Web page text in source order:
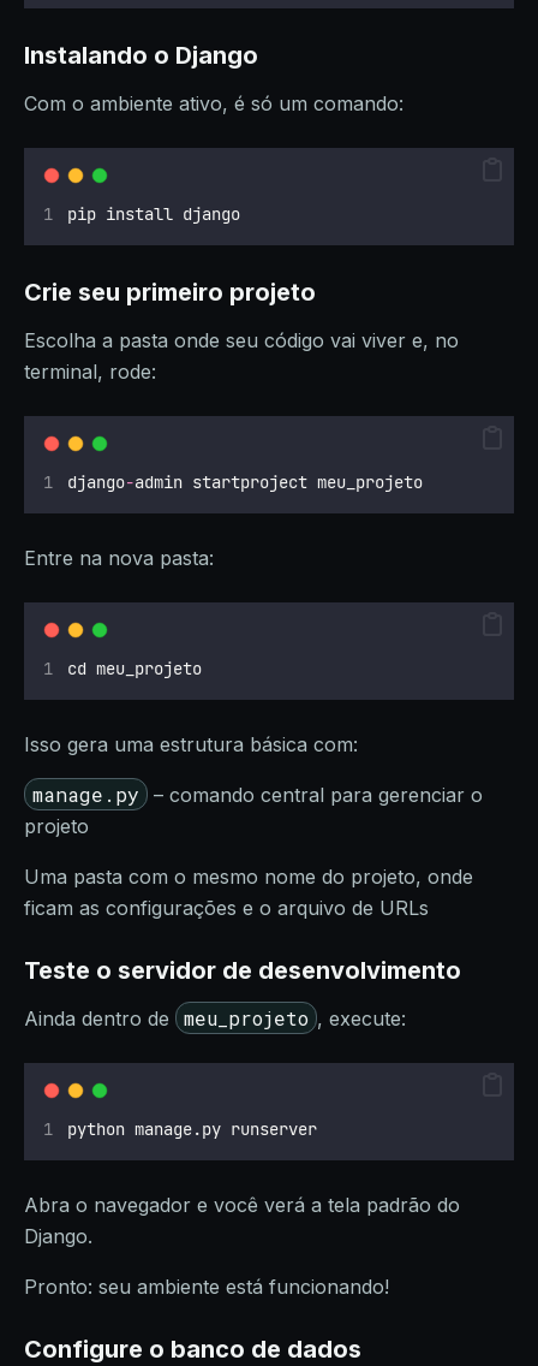
Instalando o Django
Com o ambiente ativo, é só um comando:
pip install django
Crie seu primeiro projeto
Escolha a pasta onde seu código vai viver e, no
terminal, rode:
django-admin startproject meu_projeto
Entre na nova pasta:
cd meu_projeto
Isso gera uma estrutura básica com:
manage.py
– comando central para gerenciar o
projeto
Uma pasta com o mesmo nome do projeto, onde
ficam as configurações e o arquivo de URLs
Teste o servidor de desenvolvimento
Ainda dentro de meu_projeto , execute:
python manage.py runserver
Abra o navegador e você verá a tela padrão do
Django.
Pronto: seu ambiente está funcionando!
Configure o banco de dados